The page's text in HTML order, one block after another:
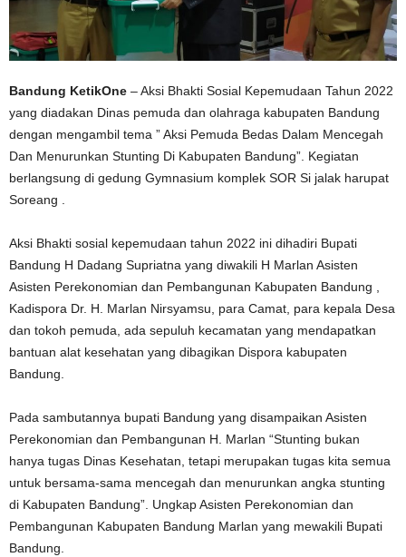
Bandung KetikOne – Aksi Bhakti Sosial Kepemudaan Tahun 2022
yang diadakan Dinas pemuda dan olahraga kabupaten Bandung
dengan mengambil tema ” Aksi Pemuda Bedas Dalam Mencegah
Dan Menurunkan Stunting Di Kabupaten Bandung”. Kegiatan
berlangsung di gedung Gymnasium komplek SOR Si jalak harupat
Soreang .
Aksi Bhakti sosial kepemudaan tahun 2022 ini dihadiri Bupati
Bandung H Dadang Supriatna yang diwakili H Marlan Asisten
Asisten Perekonomian dan Pembangunan Kabupaten Bandung ,
Kadispora Dr. H. Marlan Nirsyamsu, para Camat, para kepala Desa
dan tokoh pemuda, ada sepuluh kecamatan yang mendapatkan
bantuan alat kesehatan yang dibagikan Dispora kabupaten
Bandung.
Pada sambutannya bupati Bandung yang disampaikan Asisten
Perekonomian dan Pembangunan H. Marlan “Stunting bukan
hanya tugas Dinas Kesehatan, tetapi merupakan tugas kita semua
untuk bersama-sama mencegah dan menurunkan angka stunting
di Kabupaten Bandung”. Ungkap Asisten Perekonomian dan
Pembangunan Kabupaten Bandung Marlan yang mewakili Bupati
Bandung.